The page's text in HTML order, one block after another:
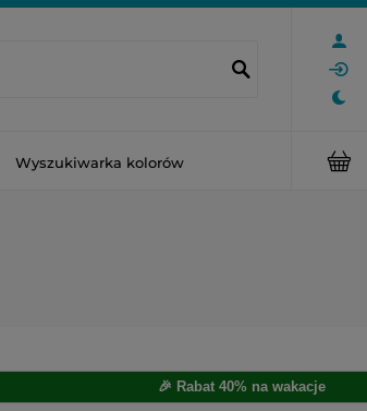
Wyszukiwarka kolorów
🎉 Rabat 40% na wakacje